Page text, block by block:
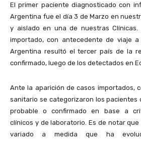
El primer paciente diagnosticado con
Argentina fue el día 3 de Marzo en
y aislado en una de nuestras Clínicas.
importado, con antecedente de viaje
Argentina resultó el tercer país de la
confirmado, luego de los detectados en
Ante la aparición de casos importados,
sanitario se categorizaron los pacientes
probable o confirmado en base a
clínicos y de laboratorio. Es de notar
variado a medida que ha